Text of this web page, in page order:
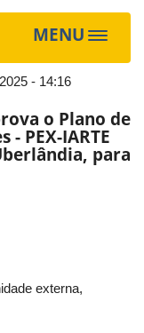
MENU
Toggle
- 14:16
o Plano de
PEX-IARTE
para
externa,